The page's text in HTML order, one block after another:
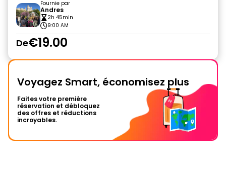
Fournie par
Andres
2h 45min
9:00 AM
De€19.00
Voyagez Smart, économisez plus
Faites votre première
réservation et débloquez
des offres et réductions
incroyables.